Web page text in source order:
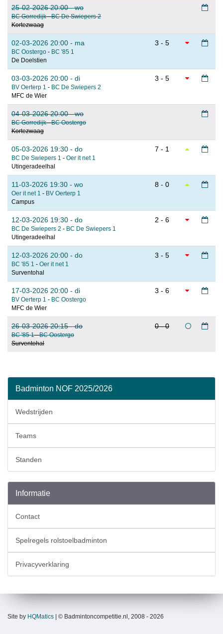
25-02-2026 20:00 - wo
BC Gorredijk-BC De Swiepers 2
Kortezwaag
02-03-2026 20:00 - ma
BC Oostergo - BC '85 1
De Doelstien
3 - 5
03-03-2026 20:00 - di
BV Oerterp 1 - BC De Swiepers 2
MFC de Wier
3 - 5
04-03-2026 20:00 - wo
BC Gorredijk-BC Oostergo
Kortezwaag
05-03-2026 19:30 - do
BC De Swiepers 1 - Oer it net 1
Utingeradeelhal
7 - 1
11-03-2026 19:30 - wo
Oer it net 1 - BV Oerterp 1
Campus
8 - 0
12-03-2026 19:30 - do
BC De Swiepers 2 - BC De Swiepers 1
Utingeradeelhal
2 - 6
12-03-2026 20:00 - do
BC '85 1 - Oer it net 1
Surventohal
3 - 5
17-03-2026 20:00 - di
BV Oerterp 1 - BC Oostergo
MFC de Wier
3 - 6
26-03-2026 20:15 - do
BC '85 1-BC Oostergo
Surventohal
0 - 0
Badminton NOF 2025/2026
Wedstrijden
Teams
Standen
Informatie
Contact
Spelregels rolstoelbadminton
Privacyverklaring
Site by HQMatics | © Badmintoncompetitie.nl, 2008 - 2026